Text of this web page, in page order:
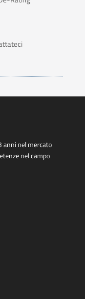
anni nel mercato
nel campo